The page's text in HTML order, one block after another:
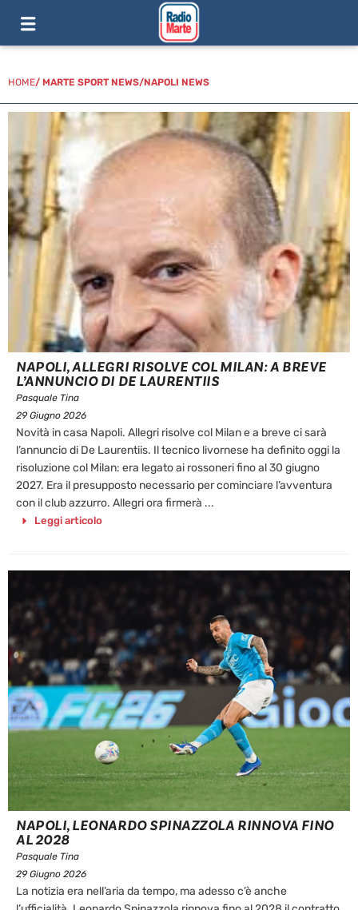
HOME/ MARTE SPORT NEWS/NAPOLI NEWS
NAPOLI, ALLEGRI RISOLVE COL MILAN: A BREVE
L’ANNUNCIO DI DE LAURENTIIS
Pasquale Tina
29 Giugno 2026
Novità in casa Napoli. Allegri risolve col Milan e a breve ci sarà
l’annuncio di De Laurentiis. Il tecnico livornese ha definito oggi la
risoluzione col Milan: era legato ai rossoneri fino al 30 giugno
2027. Era il presupposto necessario per cominciare l’avventura
con il club azzurro. Allegri ora firmerà ...
Leggi articolo
NAPOLI, LEONARDO SPINAZZOLA RINNOVA FINO
AL 2028
Pasquale Tina
29 Giugno 2026
La notizia era nell’aria da tempo, ma adesso c’è anche